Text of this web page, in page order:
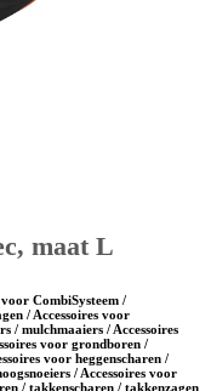
maat L
CombiSysteem /
/ Accessoires voor
/ mulchmaaiers / Accessoires
voor grondboren /
voor heggenscharen /
/ Accessoires voor
/ takkenscharen / takkenzagen